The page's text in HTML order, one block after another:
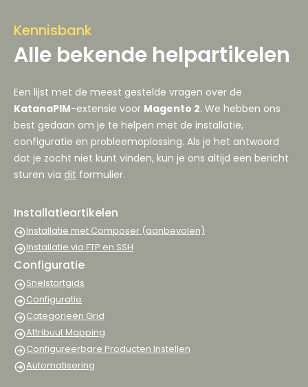
Kennisbank
Alle bekende helpartikelen
Een lijst met de meest gestelde vragen over de
KatanaPIM-extensie voor Magento 2. We hebben ons
best gedaan om je te helpen met de installatie,
configuratie en probleemoplossing. Als je het antwoord
dat je zocht niet kunt vinden, kun je ons altijd een bericht
sturen via dit formulier.
Installatieartikelen
Installatie met Composer (aanbevolen)
Installatie via FTP en SSH
Configuratie
Snelstartgids
Configuratie
Categorieën Grid
Attribuut Mapping
Configureerbare Producten Instellen
Automatisering